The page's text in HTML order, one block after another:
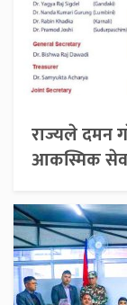
राज्यले दमन
आकस्मिक